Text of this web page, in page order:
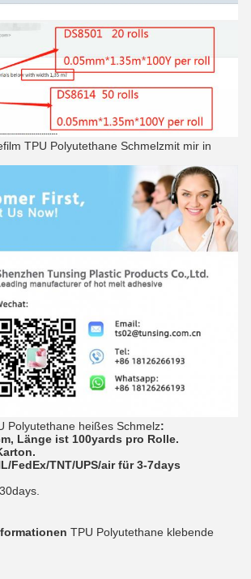
TPU Polyutethane Schmelzmit mir in
Polyutethane heißes Schmelz:
Länge ist 100yards pro Rolle.
FedEx/TNT/UPS/air für 3-7days
TPU Polyutethane klebende